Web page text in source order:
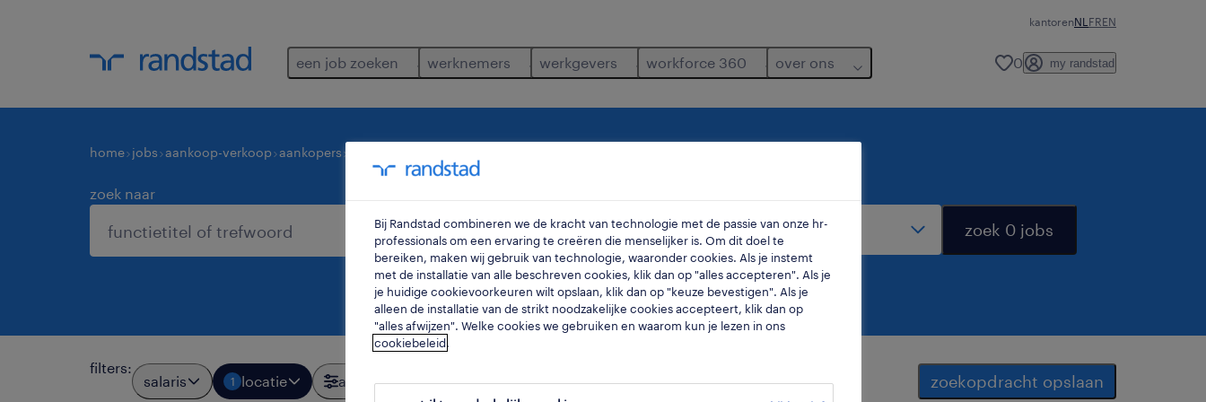
kantorenNL FREN
een job zoeken werknemers werkgevers workforce 360 over ons 0 my randstad
home jobs aankoop-verkoop aankopers
zoek naar
zoek 0 jobs
filters:
salaris 1 locatie alle filters 3 zoekopdracht opslaan
Bij Randstad combineren we de kracht van technologie met de passie van onze hr-
professionals om een ervaring te creëren die menselijker is. Om dit doel te
bereiken, maken wij gebruik van technologie, waaronder cookies. Als je instemt
met de installatie van alle beschreven cookies, klik dan op "alles accepteren". Als je
je huidige cookievoorkeuren wilt opslaan, klik dan op "keuze bevestigen". Als je
alleen de installatie van de strikt noodzakelijke cookies accepteert, klik dan op
"alles afwijzen". Welke cookies we gebruiken en waarom kun je lezen in ons
cookiebeleid.